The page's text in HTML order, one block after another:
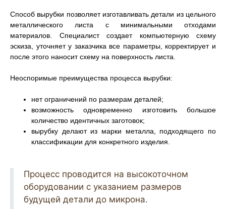
Способ вырубки позволяет изготавливать детали из цельного
металлического листа с минимальными отходами
материалов. Специалист создает компьютерную схему
эскиза, уточняет у заказчика все параметры, корректирует и
после этого наносит схему на поверхность листа.
Неоспоримые преимущества процесса вырубки:
нет ограничений по размерам деталей;
возможность одновременно изготовить большое
количество идентичных заготовок;
вырубку делают из марки металла, подходящего по
классификации для конкретного изделия.
Процесс проводится на высокоточном
оборудовании с указанием размеров
будущей детали до микрона.